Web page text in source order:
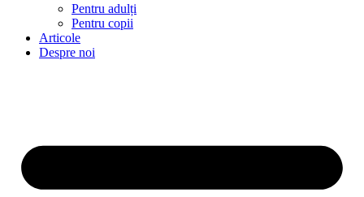
Pentru adulți
Pentru copii
Articole
Despre noi